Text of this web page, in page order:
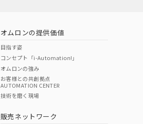
オムロンの提供価値
目指す姿
コンセプト「i-Automation!」
オムロンの強み
お客様との共創拠点
AUTOMATION CENTER
技術を磨く現場
販売ネットワーク